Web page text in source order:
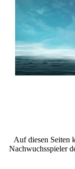
Auf diesen Seiten
Nachwuchsspieler